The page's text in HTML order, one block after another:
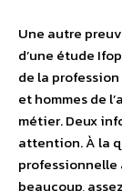
Une autre
d’une étude
de la
et hommes de
métier. Deux
attention. À la
beaucoup,